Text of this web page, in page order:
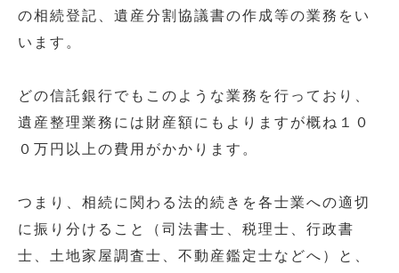
の相続登記、遺産分割協議書の作成等の業務をい
います。
どの信託銀行でもこのような業務を行っており、
遺産整理業務には財産額にもよりますが概ね１０
０万円以上の費用がかかります。
つまり、相続に関わる法的続きを各士業への適切
に振り分けること（司法書士、税理士、行政書
士、土地家屋調査士、不動産鑑定士などへ）と、